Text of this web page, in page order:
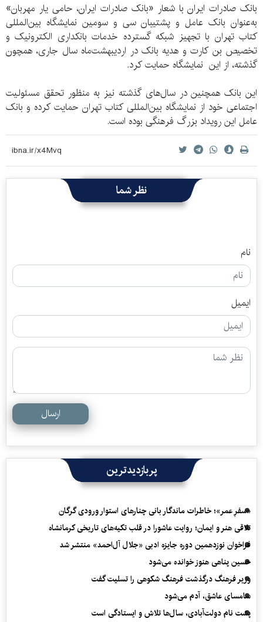
بانک صادرات ایران با شعار «بانک صادرات ایران، حامی یار مهربان»
به‌عنوان بانک عامل و پشتیبان سی و سومین نمایشگاه بین‌المللی
کتاب تهران با تجهیز شبکه گسترده خدمات بانکداری الکترونیک و
تخصیص بن کارت و هدیه بانک در اردیبهشت‌ماه سال جاری، همچون
گذشته، از این نمایشگاه حمایت کرد.
این بانک همچنین در سال‌های گذشته نیز به منظور تحقق مسئولیت
اجتماعی خود از نمایشگاه بین‌المللی کتاب تهران حمایت کرده و بانک
عامل این رویداد بزرگ فرهنگی بوده است.
نظر شما
نام
ایمیل
ارسال
پربازدیدترین
«سفرِ عمر»؛ خاطرات ماندگار بانی چنارهای استوار ورودی گرگان
تلاقی هنر و ایمان؛ روایت عاشورا در قلب تکیه‌های تاریخی کرمانشاه
فراخوان نوزدهمین دوره جایزه ادبی «جلال آل‌احمد» منتشر شد
حسین پناهی هنوز خوانده می‌شود
وزیر فرهنگ درگذشت فرهنگ شکوهی را تسلیت گفت
سامسای عاشق، آدم می‌شود
پشت نام دولت‌آبادی، سال‌ها تلاش و ایستادگی است